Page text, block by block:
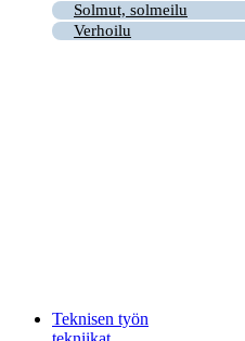
Solmut, solmeilu
Verhoilu
Teknisen työn